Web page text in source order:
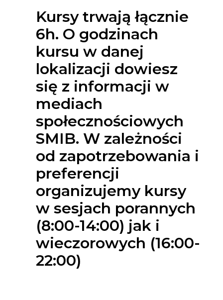
Kursy trwają łącznie
6h. O godzinach
kursu w danej
lokalizacji dowiesz
się z informacji w
mediach
społecznościowych
SMIB. W zależności
od zapotrzebowania i
preferencji
organizujemy kursy
w sesjach porannych
(8:00-14:00) jak i
wieczorowych (16:00-
22:00)